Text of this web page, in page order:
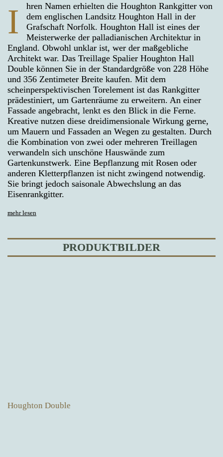
I
hren Namen erhielten die Houghton Rankgitter von
dem englischen Landsitz Houghton Hall in der
Grafschaft Norfolk. Houghton Hall ist eines der
Meisterwerke der palladianischen Architektur in
England. Obwohl unklar ist, wer der maßgebliche
Architekt war. Das Treillage Spalier Houghton Hall
Double können Sie in der Standardgröße von 228 Höhe
und 356 Zentimeter Breite kaufen. Mit dem
scheinperspektivischen Torelement ist das Rankgitter
prädestiniert, um Gartenräume zu erweitern. An einer
Fassade angebracht, lenkt es den Blick in die Ferne.
Kreative nutzen diese dreidimensionale Wirkung gerne,
um Mauern und Fassaden an Wegen zu gestalten. Durch
die Kombination von zwei oder mehreren Treillagen
verwandeln sich unschöne Hauswände zum
Gartenkunstwerk. Eine Bepflanzung mit Rosen oder
anderen Kletterpflanzen ist nicht zwingend notwendig.
Sie bringt jedoch saisonale Abwechslung an das
Eisenrankgitter.
mehr lesen
PRODUKTBILDER
Houghton Double